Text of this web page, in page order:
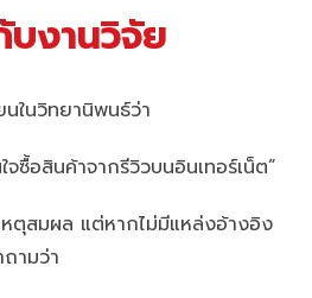
บงานวิจัย
นในวิทยานิพนธ์ว่า
ซื้อสินค้าจากรีวิวบนอินเทอร์เน็ต”
ตุสมผล แต่หากไม่มีแหล่งอ้างอิง
ามว่า